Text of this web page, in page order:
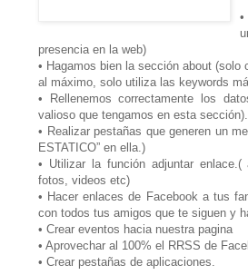
presencia en la web)
• Hagamos bien la sección about
al máximo, solo utiliza las keywords
• Rellenemos correctamente los
valioso que tengamos en esta sección).
• Realizar pestañas que generen un
ESTATICO” en ella.)
• Utilizar la función adjuntar enlace.(
fotos, videos etc)
• Hacer enlaces de Facebook a tus
con todos tus amigos que te siguen y
• Crear eventos hacia nuestra pagina
• Aprovechar al 100% el RRSS de
• Crear pestañas de aplicaciones.